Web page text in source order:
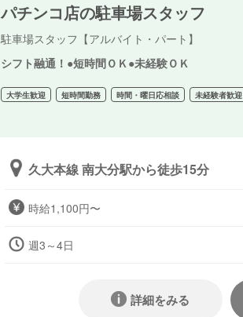
パチンコ店の駐車場スタッフ
駐車場スタッフ【アルバイト・パート】
シフト融通！●短時間ＯＫ●未経験ＯＫ
大学生歓迎 短時間勤務 時間・曜日応相談 未経験者歓迎
久大本線 南大分駅から徒歩15分
時給1,100円〜
週3～4日
詳細をみる